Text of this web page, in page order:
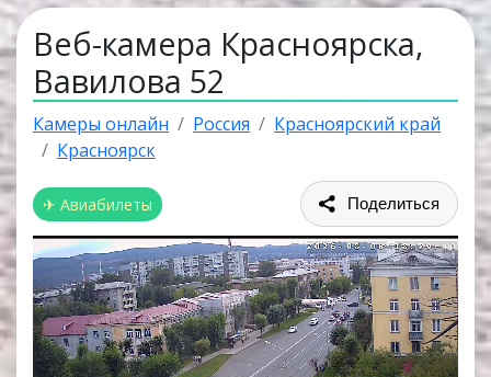
Веб-камера Красноярска,
Вавилова 52
Камеры онлайн Россия
Красноярский край
Красноярск
✈ Авиабилеты Поделиться